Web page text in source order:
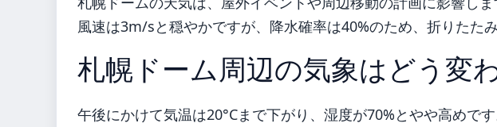
風速は3m/sと穏やかですが、降水確率は40%のため、折りたた
札幌ドーム周辺の気象はどう変
午後にかけて気温は20°Cまで下がり、湿度が70%とやや高めで